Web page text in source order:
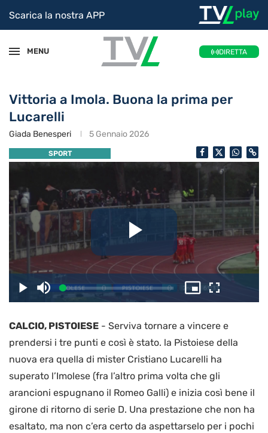
Scarica la nostra APP
MENU DIRETTA
Vittoria a Imola. Buona la prima per
Lucarelli
Giada Benesperi 5 Gennaio 2026
SPORT
il
video
PlayDisattiva
l’audio
Caricato:
2.48%
Picture-
in-
Schermo
intero
CALCIO, PISTOIESE - Serviva tornare a vincere e
prendersi i tre punti e così è stato. la Pistoiese della
nuova era quella di mister Cristiano Lucarelli ha
superato l’Imolese (fra l’altro prima volta che gli
arancioni espugnano il Romeo Galli) e inizia così bene il
girone di ritorno di serie D. Una prestazione che non ha
esaltato, ma non c’era certo da aspettarselo per i pochi